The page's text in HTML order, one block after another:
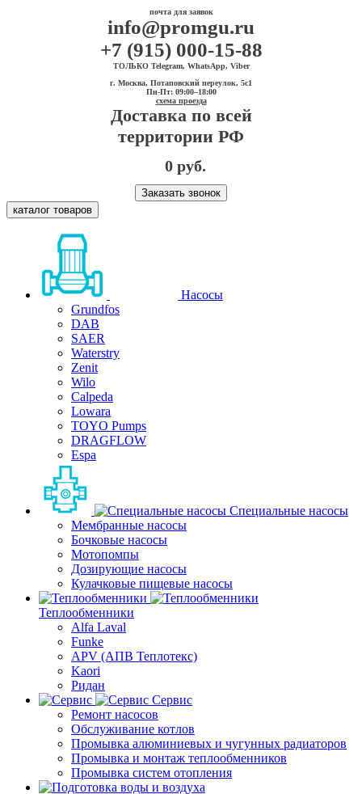
почта для заявок
info@promgu.ru
+7 (915) 000-15-88
ТОЛЬКО Telegram, WhatsApp, Viber
г. Москва, Потаповский переулок, 5с1
Пн-Пт: 09:00–18:00
схема проезда
Доставка по всей
территории РФ
0 руб.
Заказать звонок
каталог товаров
Насосы
Grundfos
DAB
SAER
Waterstry
Zenit
Wilo
Calpeda
Lowara
TOYO Pumps
DRAGFLOW
Espa
Специальные насосы
Мембранные насосы
Бочковые насосы
Мотопомпы
Дозирующие насосы
Кулачковые пищевые насосы
Теплообменники
Alfa Laval
Funke
APV (АПВ Теплотекс)
Kaori
Ридан
Сервис
Ремонт насосов
Обслуживание котлов
Промывка алюминиевых и чугунных радиаторов
Промывка и монтаж теплообменников
Промывка систем отопления